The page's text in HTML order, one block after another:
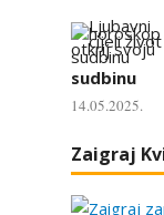
sudbinu
14.05.2025.
Zaigraj